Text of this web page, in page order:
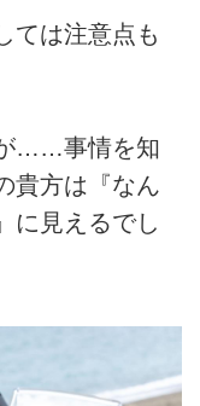
ては注意点も
……事情を知
貴方は『なん
に見えるでし